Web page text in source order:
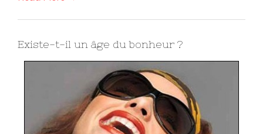
Existe-t-il un âge du bonheur ?